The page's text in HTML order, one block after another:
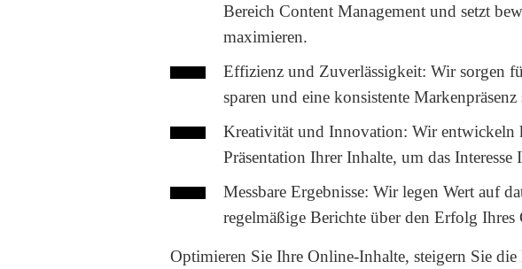
Bereich Content Management und setzt
maximieren.
Effizienz und Zuverlässigkeit: Wir sorgen
sparen und eine konsistente Markenpräsenz
Kreativität und Innovation: Wir entwickeln
Präsentation Ihrer Inhalte, um das
Messbare Ergebnisse: Wir legen Wert auf
regelmäßige Berichte über den Erfolg Ihres
Optimieren Sie Ihre Online-Inhalte, steigern Sie